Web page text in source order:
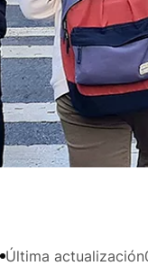
Última actualización